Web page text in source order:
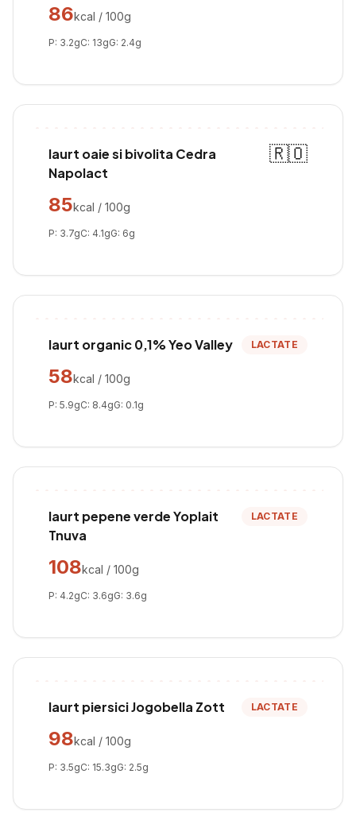
86kcal / 100g
P: 3.2gC: 13gG: 2.4g
Iaurt oaie si bivolita Cedra
Napolact
🇷🇴
85kcal / 100g
P: 3.7gC: 4.1gG: 6g
Iaurt organic 0,1% Yeo Valley LACTATE
58kcal / 100g
P: 5.9gC: 8.4gG: 0.1g
Iaurt pepene verde Yoplait
Tnuva
LACTATE
108kcal / 100g
P: 4.2gC: 3.6gG: 3.6g
Iaurt piersici Jogobella Zott LACTATE
98kcal / 100g
P: 3.5gC: 15.3gG: 2.5g